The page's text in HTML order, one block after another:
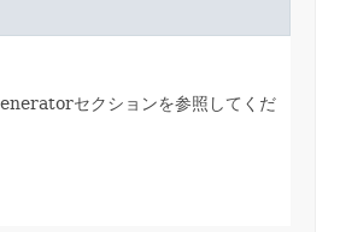
セクションを参照してくだ